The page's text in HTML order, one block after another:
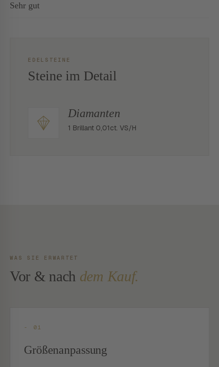
Sehr gut
EDELSTEINE
Steine im Detail
Diamanten
1 Brillant 0,01ct. VS/H
WAS SIE ERWARTET
Vor & nach dem Kauf.
- 01
Größenanpassung